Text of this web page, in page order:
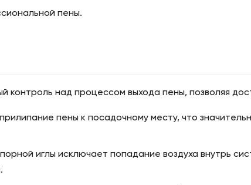
пены.
контроль над процессом выхода пены, позволяя
пены к посадочному месту, что
иглы исключает попадание воздуха внутрь